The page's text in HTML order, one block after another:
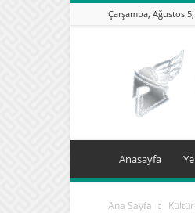
Çarşamba, Ağustos
Anasayfa
Ana Sayfa